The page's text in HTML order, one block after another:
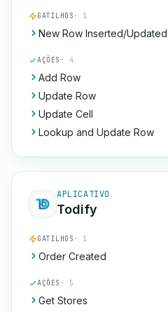
GATILHOS · 1
New Row Inserted/Updated
AÇÕES · 4
Add Row
Update Row
Update Cell
Lookup and Update Row
APLICATIVO
Todify
GATILHOS · 1
Order Created
AÇÕES · 5
Get Stores